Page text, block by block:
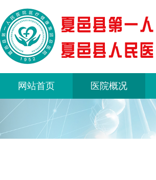
网站首页 医院概况